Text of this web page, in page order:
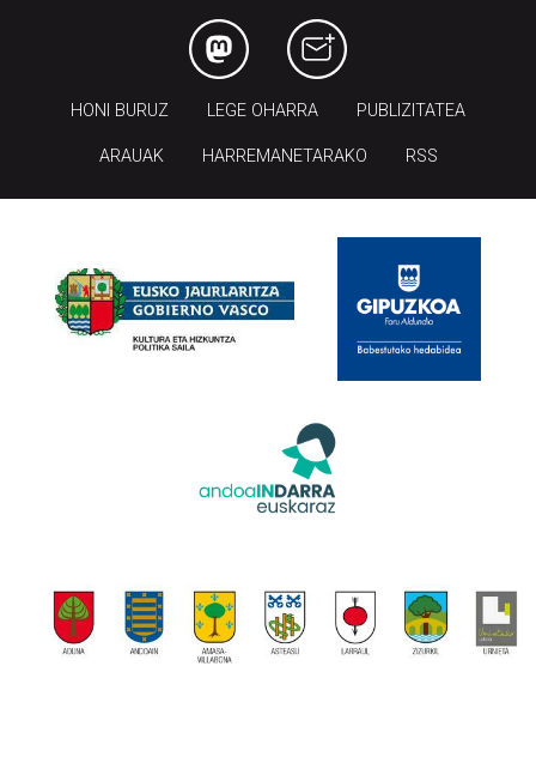
HONI BURUZ LEGE OHARRA PUBLIZITATEA
ARAUAK HARREMANETARAKO RSS